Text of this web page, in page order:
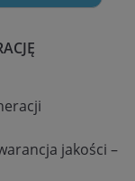
jakości –